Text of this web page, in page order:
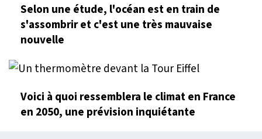
Selon une étude, l'océan est en train de
s'assombrir et c'est une très mauvaise
nouvelle
Voici à quoi ressemblera le climat en France
en 2050, une prévision inquiétante